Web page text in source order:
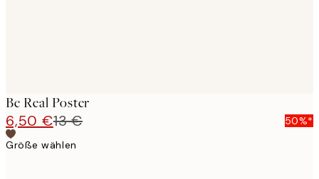
Be Real Poster
6,50 €13 €
50%*
Größe wählen